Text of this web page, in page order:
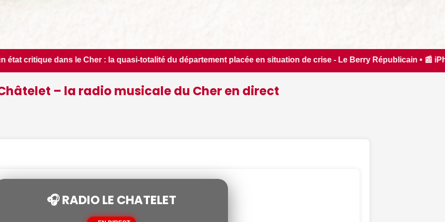
du département placée en situation de crise - Le Berry Républicain • 📰 iPhone 18 Pro : il sera bien plus
– la radio musicale du Cher en direct
🎧 RADIO LE CHATELET